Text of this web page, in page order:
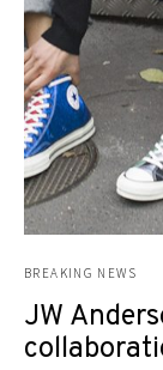
BREAKING NEWS
JW